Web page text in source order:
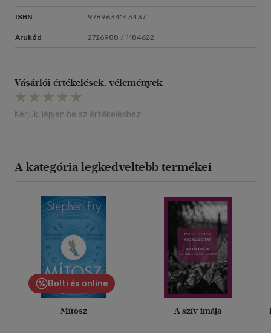
ISBN 9789634143437
Árukód 2726988 / 1184622
Vásárlói értékelések, vélemények
Kérjük, lépjen be az értékeléshez!
A kategória legkedveltebb termékei
Bolti és online
Mítosz A szív imája